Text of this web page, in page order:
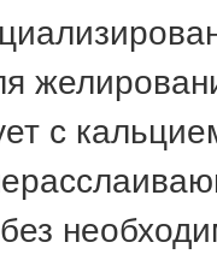
с